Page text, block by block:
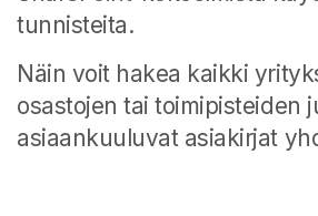
tunnisteita.
Näin voit hakea kaikki
osastojen tai toimipisteiden
asiaankuuluvat asiakirjat